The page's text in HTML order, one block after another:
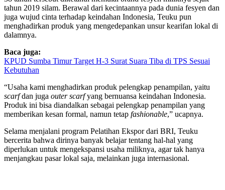
tahun 2019 silam. Berawal dari kecintaannya pada dunia fesyen dan
juga wujud cinta terhadap keindahan Indonesia, Teuku pun
menghadirkan produk yang mengedepankan unsur kearifan lokal di
dalamnya.
Baca juga:
KPUD Sumba Timur Target H-3 Surat Suara Tiba di TPS Sesuai
Kebutuhan
“Usaha kami menghadirkan produk pelengkap penampilan, yaitu
scarfdan juga outer scarfyang bernuansa keindahan Indonesia.
Produk ini bisa diandalkan sebagai pelengkap penampilan yang
memberikan kesan formal, namun tetap fashionable,” ucapnya.
Selama menjalani program Pelatihan Ekspor dari BRI, Teuku
bercerita bahwa dirinya banyak belajar tentang hal-hal yang
diperlukan untuk mengekspansi usaha miliknya, agar tak hanya
menjangkau pasar lokal saja, melainkan juga internasional.